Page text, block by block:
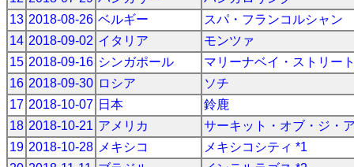
13 2018-08-26 ベルギー
スパ・フランコルシャン
14 2018-09-02 イタリア
モンツァ
15 2018-09-16 シンガポール
マリーナベイ・ストリー
16 2018-09-30 ロシア
ソチ
17 2018-10-07 日本
鈴鹿
18 2018-10-21 アメリカ
サーキット・オブ・ジ・
19 2018-10-28 メキシコ
メキシコシティ *1